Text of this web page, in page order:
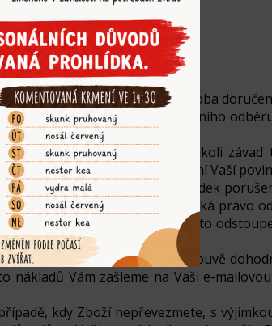
možností:
a platby. Předpokládaná doba
doby dodání. V případě osobního
Zboží a v případě jakýchkoli
a vstupu do zásilky, není Vaší
Podmínek, nemá to za následek
ale v takovém případě vzniká právo
účinné v den, kdy Vám toto
pokud vznikla.
způsobem, než bylo ve Smlouvě
Vám zašleme na Vaši e-
kdy Zboží nepřevezmete, s